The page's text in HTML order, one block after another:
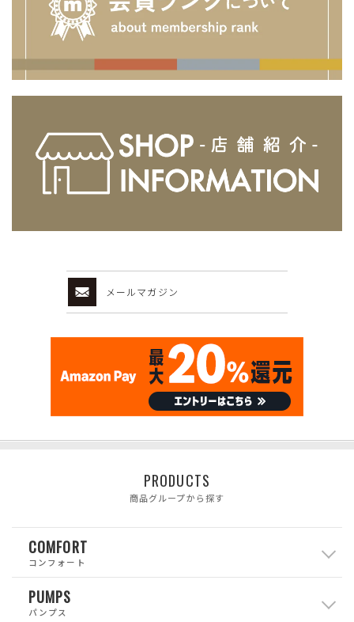
メールマガジン
PRODUCTS
商品グループから探す
COMFORT
コンフォート
PUMPS
パンプス